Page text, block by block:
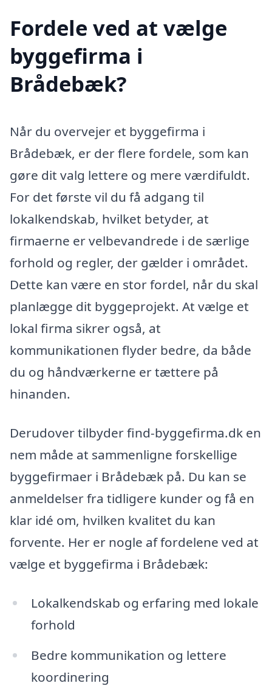
Fordele ved at vælge
byggefirma i
Brådebæk?
Når du overvejer et byggefirma i
Brådebæk, er der flere fordele, som kan
gøre dit valg lettere og mere værdifuldt.
For det første vil du få adgang til
lokalkendskab, hvilket betyder, at
firmaerne er velbevandrede i de særlige
forhold og regler, der gælder i området.
Dette kan være en stor fordel, når du skal
planlægge dit byggeprojekt. At vælge et
lokal firma sikrer også, at
kommunikationen flyder bedre, da både
du og håndværkerne er tættere på
hinanden.
Derudover tilbyder find-byggefirma.dk en
nem måde at sammenligne forskellige
byggefirmaer i Brådebæk på. Du kan se
anmeldelser fra tidligere kunder og få en
klar idé om, hvilken kvalitet du kan
forvente. Her er nogle af fordelene ved at
vælge et byggefirma i Brådebæk:
Lokalkendskab og erfaring med lokale
forhold
Bedre kommunikation og lettere
koordinering